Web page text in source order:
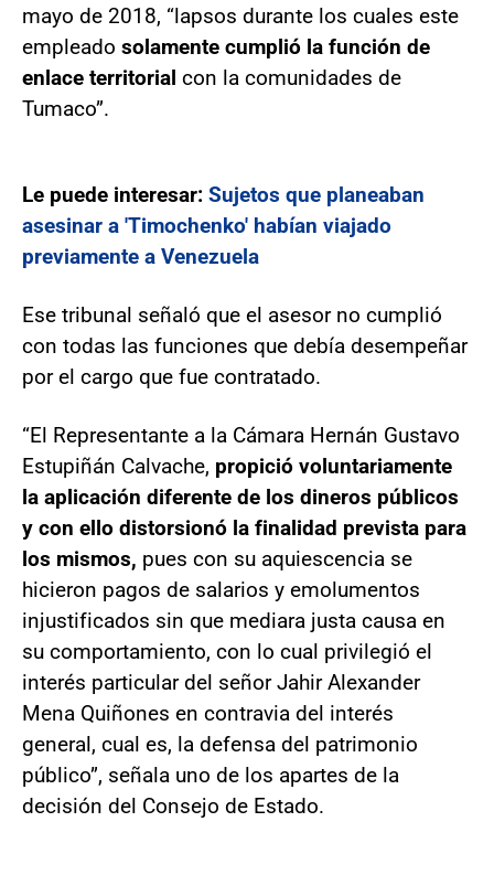
mayo de 2018, “lapsos durante los cuales este
empleado solamente cumplió la función de
enlace territorial con la comunidades de
Tumaco”.
Le puede interesar: Sujetos que planeaban
asesinar a 'Timochenko' habían viajado
previamente a Venezuela
Ese tribunal señaló que el asesor no cumplió
con todas las funciones que debía desempeñar
por el cargo que fue contratado.
“El Representante a la Cámara Hernán Gustavo
Estupiñán Calvache, propició voluntariamente
la aplicación diferente de los dineros públicos
y con ello distorsionó la finalidad prevista para
los mismos, pues con su aquiescencia se
hicieron pagos de salarios y emolumentos
injustificados sin que mediara justa causa en
su comportamiento, con lo cual privilegió el
interés particular del señor Jahir Alexander
Mena Quiñones en contravia del interés
general, cual es, la defensa del patrimonio
público”, señala uno de los apartes de la
decisión del Consejo de Estado.